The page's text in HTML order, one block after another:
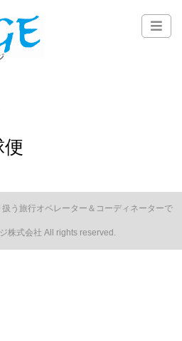
便
う旅行オペレーター＆コーディネーターで
株式会社 All rights reserved.